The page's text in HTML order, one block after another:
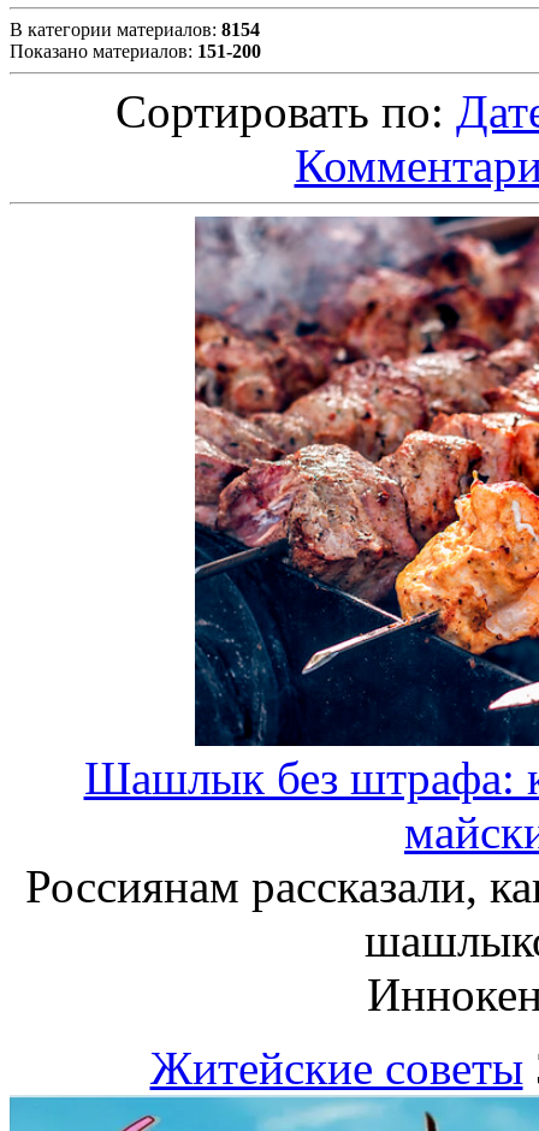
В категории материалов: 8154
Показано материалов: 151-200
Сортировать по:
Шашлык без штрафа:
Россиянам рассказали,
Житейские советы